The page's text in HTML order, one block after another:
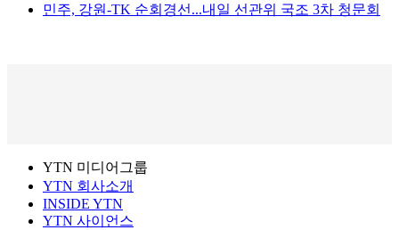
민주, 강원-TK 순회경선...내일 선관위 국조 3차 청문회
YTN 미디어그룹
YTN 회사소개
INSIDE YTN
YTN 사이언스